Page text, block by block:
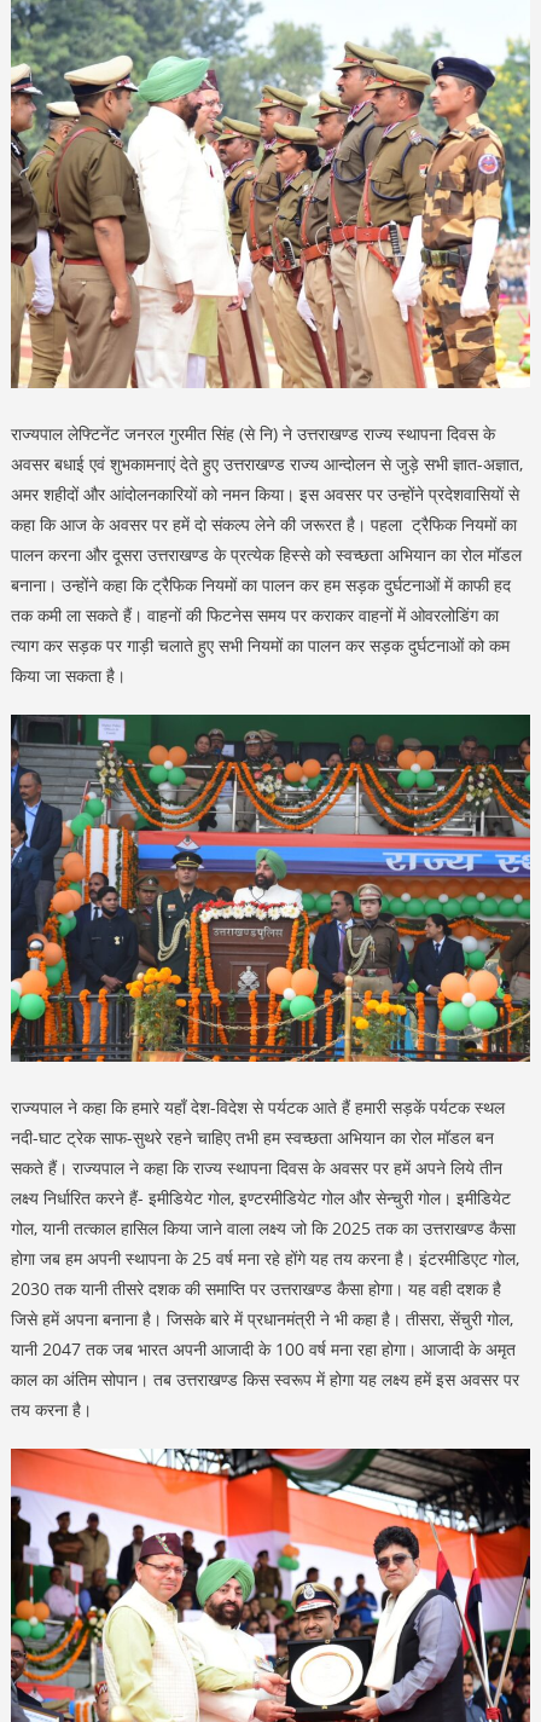
राज्यपाल लेफ्टिनेंट जनरल गुरमीत सिंह (से नि) ने उत्तराखण्ड राज्य स्थापना दिवस के
अवसर बधाई एवं शुभकामनाएं देते हुए उत्तराखण्ड राज्य आन्दोलन से जुड़े सभी ज्ञात-अज्ञात,
अमर शहीदों और आंदोलनकारियों को नमन किया। इस अवसर पर उन्होंने प्रदेशवासियों से
कहा कि आज के अवसर पर हमें दो संकल्प लेने की जरूरत है। पहला ट्रैफिक नियमों का
पालन करना और दूसरा उत्तराखण्ड के प्रत्येक हिस्से को स्वच्छता अभियान का रोल मॉडल
बनाना। उन्होंने कहा कि ट्रैफिक नियमों का पालन कर हम सड़क दुर्घटनाओं में काफी हद
तक कमी ला सकते हैं। वाहनों की फिटनेस समय पर कराकर वाहनों में ओवरलोडिंग का
त्याग कर सड़क पर गाड़ी चलाते हुए सभी नियमों का पालन कर सड़क दुर्घटनाओं को कम
किया जा सकता है।
राज्यपाल ने कहा कि हमारे यहाँ देश-विदेश से पर्यटक आते हैं हमारी सड़कें पर्यटक स्थल
नदी-घाट ट्रेक साफ-सुथरे रहने चाहिए तभी हम स्वच्छता अभियान का रोल मॉडल बन
सकते हैं। राज्यपाल ने कहा कि राज्य स्थापना दिवस के अवसर पर हमें अपने लिये तीन
लक्ष्य निर्धारित करने हैं- इमीडियेट गोल, इण्टरमीडियेट गोल और सेन्चुरी गोल। इमीडियेट
गोल, यानी तत्काल हासिल किया जाने वाला लक्ष्य जो कि 2025 तक का उत्तराखण्ड कैसा
होगा जब हम अपनी स्थापना के 25 वर्ष मना रहे होंगे यह तय करना है। इंटरमीडिएट गोल,
2030 तक यानी तीसरे दशक की समाप्ति पर उत्तराखण्ड कैसा होगा। यह वही दशक है
जिसे हमें अपना बनाना है। जिसके बारे में प्रधानमंत्री ने भी कहा है। तीसरा, सेंचुरी गोल,
यानी 2047 तक जब भारत अपनी आजादी के 100 वर्ष मना रहा होगा। आजादी के अमृत
काल का अंतिम सोपान। तब उत्तराखण्ड किस स्वरूप में होगा यह लक्ष्य हमें इस अवसर पर
तय करना है।